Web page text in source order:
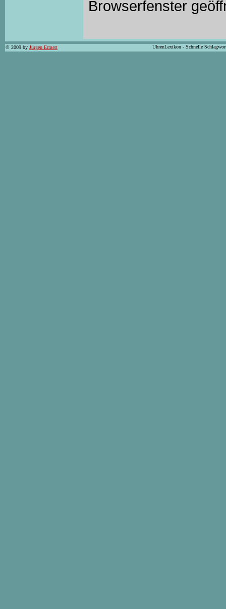
Browserfenster
© 2009 by Jürgen Ermert UhrenLexikon - Schnelle